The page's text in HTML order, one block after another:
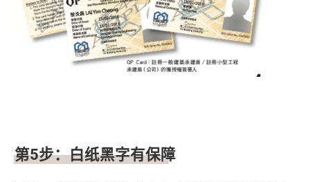
第5步：白纸黑字有保障